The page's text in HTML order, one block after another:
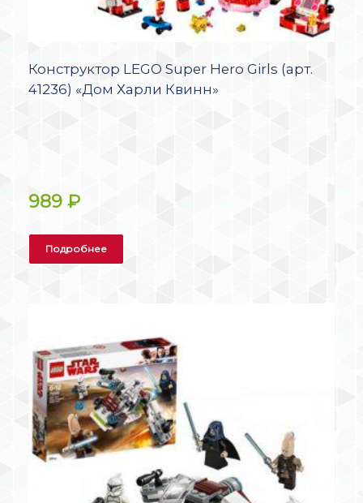
Конструктор LEGO Super Hero Girls (арт.
41236) «Дом Харли Квинн»
989 ₽
Подробнее